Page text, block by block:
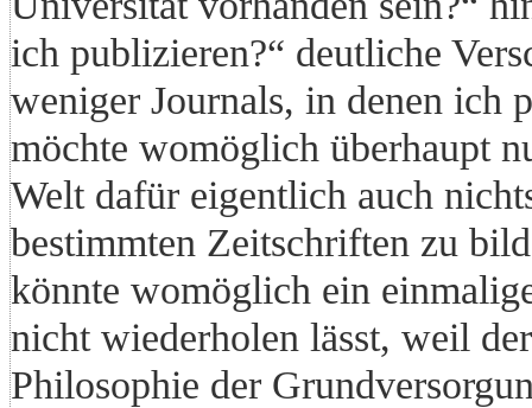
ich publizieren?“ deutliche
weniger Journals, in denen ich
möchte womöglich überhaupt
Welt dafür eigentlich auch
bestimmten Zeitschriften zu
könnte womöglich ein
nicht wiederholen lässt, weil
Philosophie der